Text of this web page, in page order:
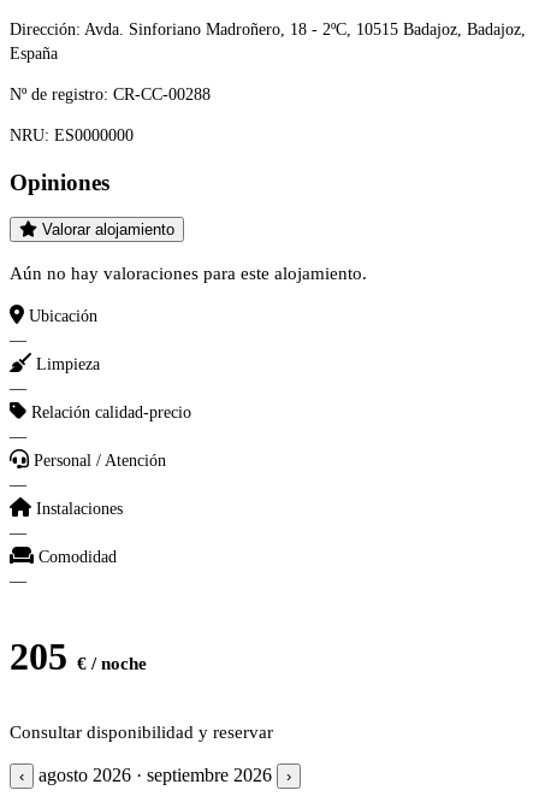
Dirección: Avda. Sinforiano Madroñero, 18 - 2ºC, 10515 Badajoz, Badajoz,
España
Nº de registro: CR-CC-00288
NRU: ES0000000
Opiniones
Valorar alojamiento
Aún no hay valoraciones para este alojamiento.
Ubicación
—
Limpieza
—
Relación calidad-precio
—
Personal / Atención
—
Instalaciones
—
Comodidad
—
205 € / noche
Consultar disponibilidad y reservar
‹ agosto 2026 · septiembre 2026 ›